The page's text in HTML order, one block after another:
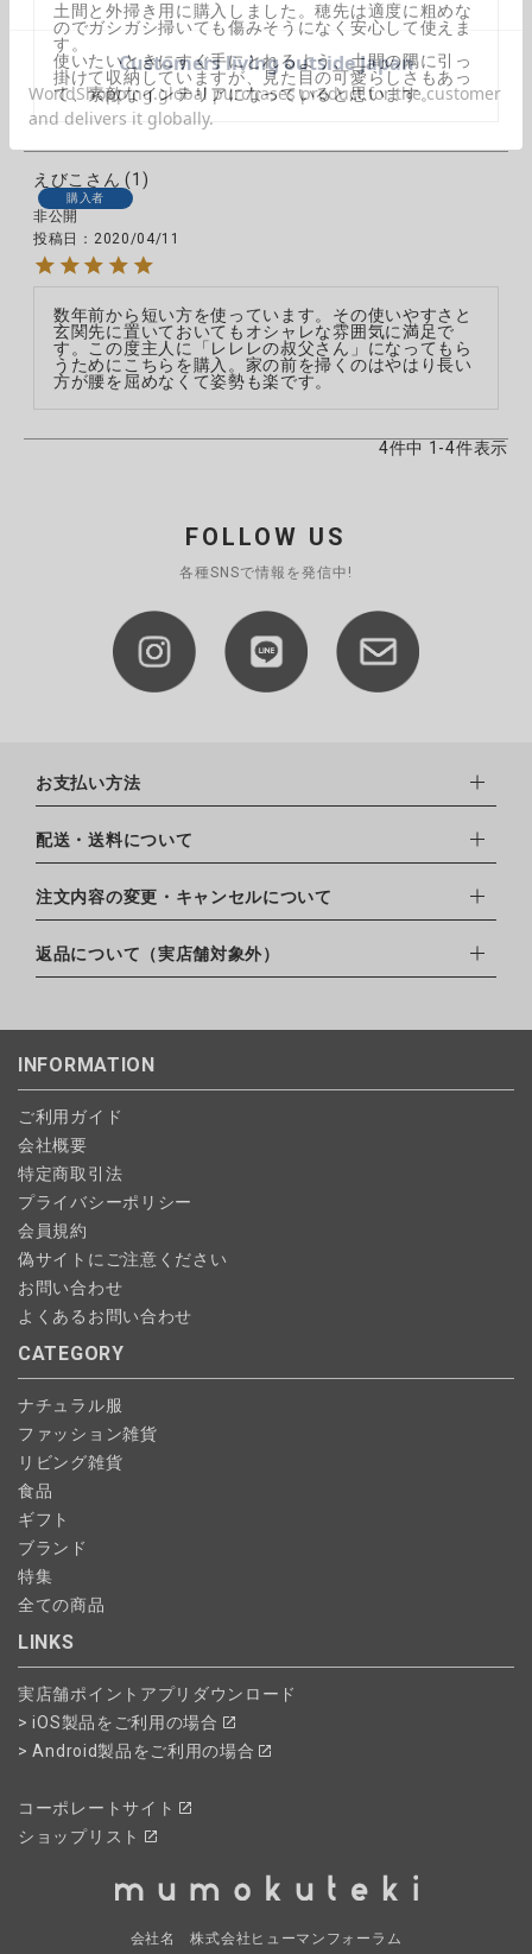
土間と外掃き用に購入しました。穂先は適度に粗めな
のでガシガシ掃いても傷みそうになく安心して使えま
す。
使いたいときにすぐ手にとれるよう、土間の隅に引っ
掛けて収納していますが、見た目の可愛らしさもあっ
て、素敵なインテリアになっていると思います。
えびこ 1
購入者
非公開
投稿日
2020/04/11
数年前から短い方を使っています。その使いやすさと
玄関先に置いておいてもオシャレな雰囲気に満足で
す。この度主人に「レレレの叔父さん」になってもら
うためにこちらを購入。家の前を掃くのはやはり長い
方が腰を屈めなくて姿勢も楽です。
4件中 1 -4件表示
FOLLOW US
各種SNSで情報を発信中!
お支払い方法
下記お支払い方法よりお選びいただけます。
・クレジットカード（VISA,mastercard,JCB,AMERICAN
EXPRESS,Diners Club）
・amazonペイメント
・楽天ペイ
・PayPay
配送・送料について
配達業者：日本郵便
北海道：1,400円
注文内容の変更・キャンセルについて
ご注文日当日から翌日のAM9:00までにご連絡頂いた場合はキャ
ンセルは可能です。
します。
予約商品など一部キャンセルが出来ない場合がございます。あら
かじめご了承ください。
返品について（実店舗対象外）
こちら よりご依頼ください。
INFORMATION
ご利用ガイド
会社概要
特定商取引法
プライバシーポリシー
会員規約
偽サイトにご注意ください
お問い合わせ
よくあるお問い合わせ
CATEGORY
ナチュラル服
ファッション雑貨
リビング雑貨
食品
ギフト
ブランド
特集
全ての商品
LINKS
実店舗ポイントアプリダウンロード
> iOS製品をご利用の場合
> Android製品をご利用の場合
コーポレートサイト
ショップリスト
会社名 株式会社ヒューマンフォーラム